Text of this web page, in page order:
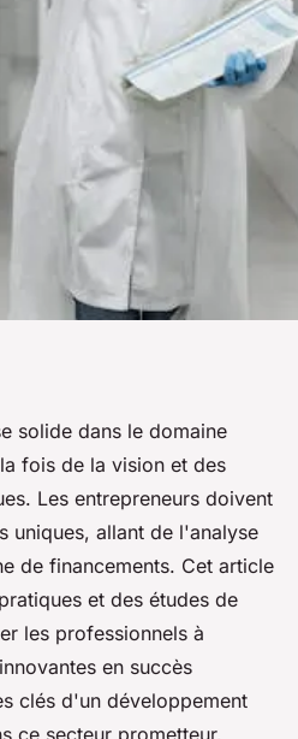
solide
scientifique
de lecture
solide dans le domaine
fois de la vision et des
Les entrepreneurs doivent
uniques, allant de l'analyse
de financements. Cet article
et des études de
les professionnels à
en succès
clés d'un développement
ce secteur prometteur.